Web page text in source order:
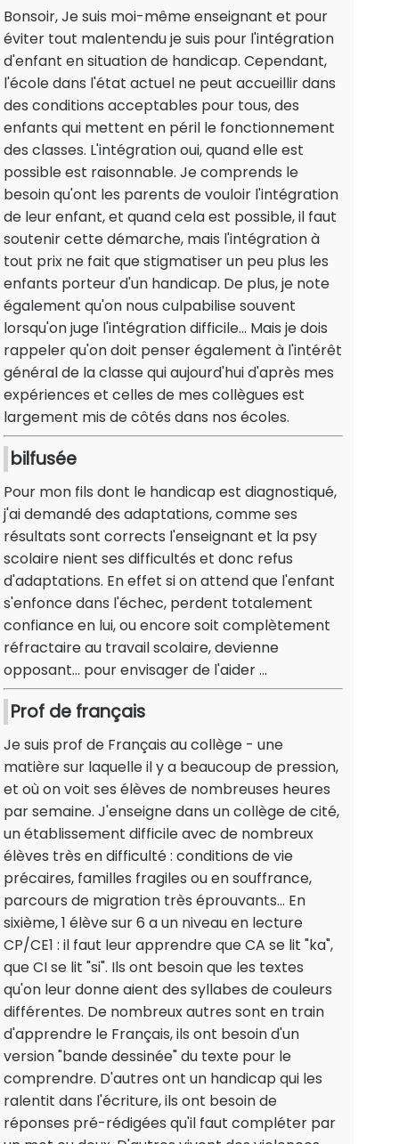
Bonsoir, Je suis moi-même enseignant et pour
éviter tout malentendu je suis pour l'intégration
d'enfant en situation de handicap. Cependant,
l'école dans l'état actuel ne peut accueillir dans
des conditions acceptables pour tous, des
enfants qui mettent en péril le fonctionnement
des classes. L'intégration oui, quand elle est
possible est raisonnable. Je comprends le
besoin qu'ont les parents de vouloir l'intégration
de leur enfant, et quand cela est possible, il faut
soutenir cette démarche, mais l'intégration à
tout prix ne fait que stigmatiser un peu plus les
enfants porteur d'un handicap. De plus, je note
également qu'on nous culpabilise souvent
lorsqu'on juge l'intégration difficile... Mais je dois
rappeler qu'on doit penser également à l'intérêt
général de la classe qui aujourd'hui d'après mes
expériences et celles de mes collègues est
largement mis de côtés dans nos écoles.
bilfusée
Pour mon fils dont le handicap est diagnostiqué,
j'ai demandé des adaptations, comme ses
résultats sont corrects l'enseignant et la psy
scolaire nient ses difficultés et donc refus
d'adaptations. En effet si on attend que l'enfant
s'enfonce dans l'échec, perdent totalement
confiance en lui, ou encore soit complètement
réfractaire au travail scolaire, devienne
opposant... pour envisager de l'aider ...
Prof de français
Je suis prof de Français au collège - une
matière sur laquelle il y a beaucoup de pression,
et où on voit ses élèves de nombreuses heures
par semaine. J'enseigne dans un collège de cité,
un établissement difficile avec de nombreux
élèves très en difficulté : conditions de vie
précaires, familles fragiles ou en souffrance,
parcours de migration très éprouvants... En
sixième, 1 élève sur 6 a un niveau en lecture
CP/CE1 : il faut leur apprendre que CA se lit "ka",
que CI se lit "si". Ils ont besoin que les textes
qu'on leur donne aient des syllabes de couleurs
différentes. De nombreux autres sont en train
d'apprendre le Français, ils ont besoin d'un
version "bande dessinée" du texte pour le
comprendre. D'autres ont un handicap qui les
ralentit dans l'écriture, ils ont besoin de
réponses pré-rédigées qu'il faut compléter par